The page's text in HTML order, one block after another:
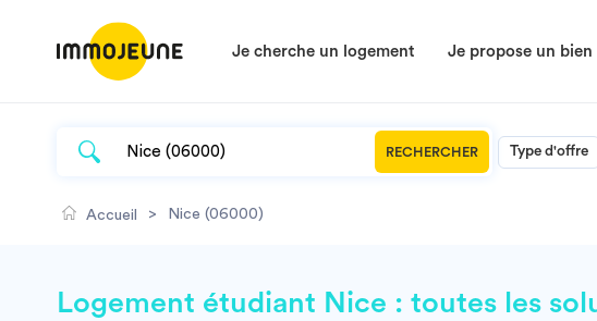
Je cherche un logement Je propose un bien
RECHERCHER Type d'offre
Accueil > Nice (06000)
Logement étudiant Nice : toutes les